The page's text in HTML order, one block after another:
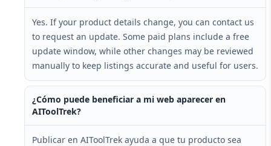
Yes. If your product details change, you can contact us
to request an update. Some paid plans include a free
update window, while other changes may be reviewed
manually to keep listings accurate and useful for users.
¿Cómo puede beneficiar a mi web aparecer en
AIToolTrek?
Publicar en AIToolTrek ayuda a que tu producto sea